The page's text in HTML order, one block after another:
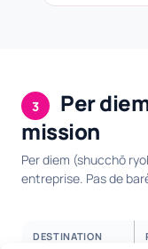
3
Per
mission
Per diem (shucchō
entreprise. Pas de
DESTINATION